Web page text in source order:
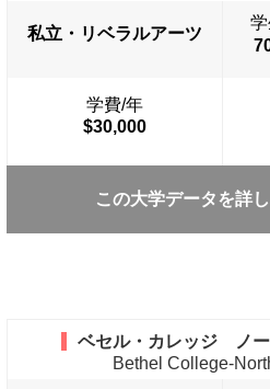
私立・リベラルアーツ
学費/年
$30,000
この大学データを詳
ベセル・カレッジ ノ
Bethel College-